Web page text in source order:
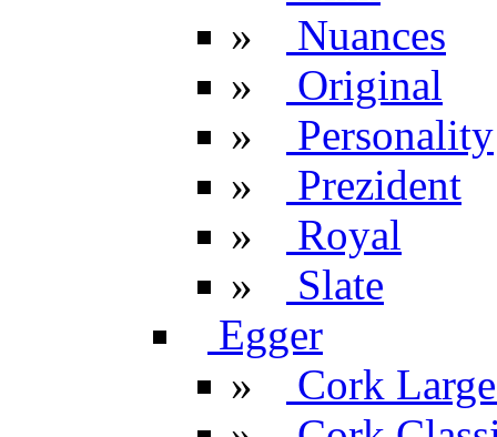
»
Nuances
»
Original
»
Personality
»
Prezident
»
Royal
»
Slate
Egger
»
Cork